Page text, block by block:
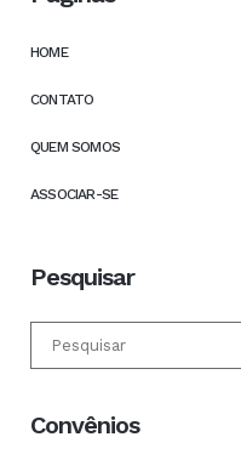
HOME
CONTATO
QUEM SOMOS
ASSOCIAR-SE
Pesquisar
Convênios